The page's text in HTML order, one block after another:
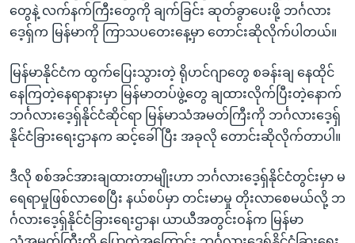
ရန်
နေရာ
ကျော်
ရန်
တွေနဲ့ လက်နက်ကြီးတွေကို ချက်ခြင်း ဆုတ်ခွာပေးဖို့ ဘင်္ဂလား
ဒေ့ရှ်က မြန်မာကို ကြာသပတေးနေ့မှာ တောင်းဆိုလိုက်ပါတယ်။
မြန်မာနိုင်ငံက ထွက်ပြေးသွားတဲ့ ရိုဟင်ဂျာတွေ စခန်းချ နေထိုင်
နေကြတဲ့နေရာနားမှာ မြန်မာတပ်ဖွဲ့တွေ ချထားလိုက်ပြီးတဲ့နောက်
ဘင်္ဂလားဒေ့ရှ်နိုင်ငံဆိုင်ရာ မြန်မာသံအမတ်ကြီးကို ဘင်္ဂလားဒေ့ရှ်
နိုင်ငံခြားရေးဌာနက ဆင့်ခေါ်ပြီး အခုလို တောင်းဆိုလိုက်တာပါ။
ဒီလို စစ်အင်အားချထားတာမျိုးဟာ ဘင်္ဂလားဒေ့ရှ်နိုင်ငံတွင်းမှာ မ
ရေရာမှုဖြစ်လာစေပြီး နယ်စပ်မှာ တင်းမာမှု တိုးလာစေမယ်လို့ ဘ
င်္ဂလားဒေ့ရှ်နိုင်ငံခြားရေးဌာန၊ ယာယီအတွင်းဝန်က မြန်မာ